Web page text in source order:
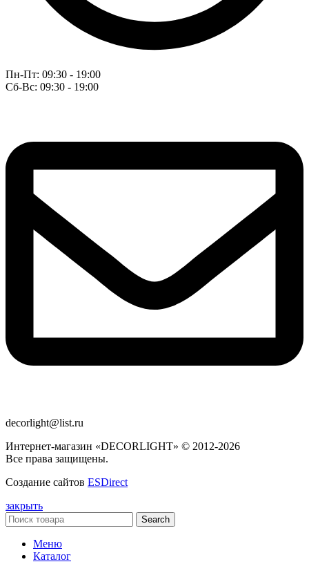
Пн-Пт: 09:30 - 19:00
Сб-Вс: 09:30 - 19:00
decorlight@list.ru
Интернет-магазин «DECORLIGHT» © 2012-2026
Все права защищены.
Создание сайтов ESDirect
закрыть
Search
Меню
Каталог